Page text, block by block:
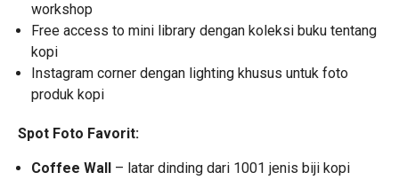
workshop
Free access to mini library dengan koleksi buku tentang
kopi
Instagram corner dengan lighting khusus untuk foto
produk kopi
Spot Foto Favorit:
Coffee Wall – latar dinding dari 1001 jenis biji kopi